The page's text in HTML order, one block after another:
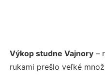
Výkop studne Vajnory –
rukami prešlo veľké